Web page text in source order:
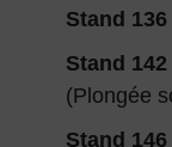
Stand 136
Stand 142
(Plongée
Stand 146